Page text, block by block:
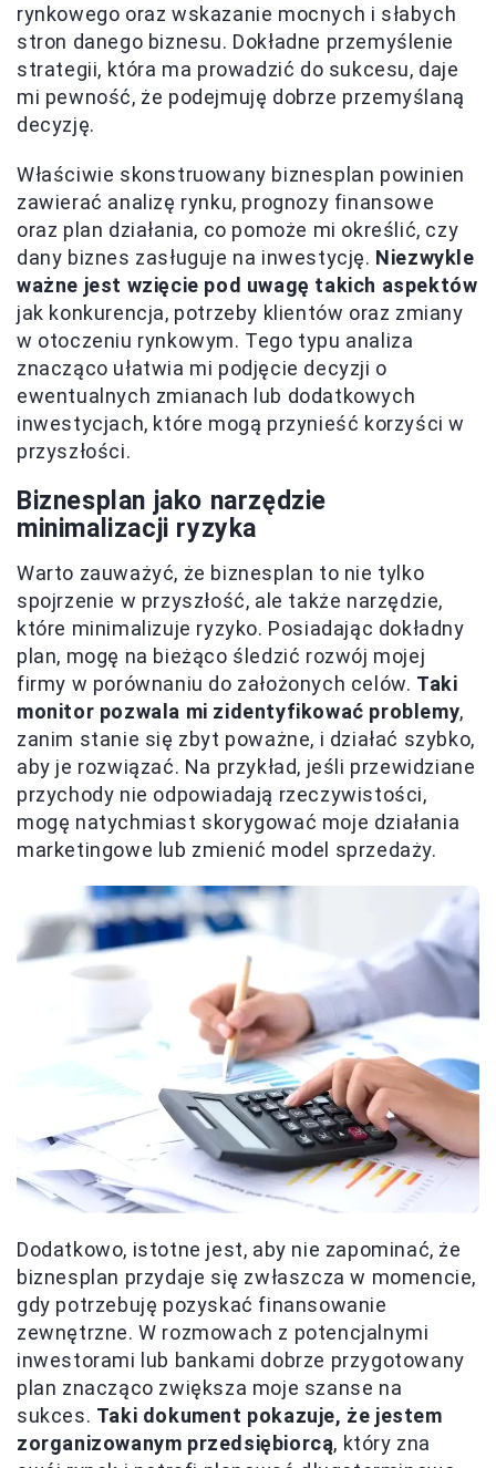
rynkowego oraz wskazanie mocnych i słabych
stron danego biznesu. Dokładne przemyślenie
strategii, która ma prowadzić do sukcesu, daje
mi pewność, że podejmuję dobrze przemyślaną
decyzję.
Właściwie skonstruowany biznesplan powinien
zawierać analizę rynku, prognozy finansowe
oraz plan działania, co pomoże mi określić, czy
dany biznes zasługuje na inwestycję. Niezwykle
ważne jest wzięcie pod uwagę takich aspektów
jak konkurencja, potrzeby klientów oraz zmiany
w otoczeniu rynkowym. Tego typu analiza
znacząco ułatwia mi podjęcie decyzji o
ewentualnych zmianach lub dodatkowych
inwestycjach, które mogą przynieść korzyści w
przyszłości.
Biznesplan jako narzędzie
minimalizacji ryzyka
Warto zauważyć, że biznesplan to nie tylko
spojrzenie w przyszłość, ale także narzędzie,
które minimalizuje ryzyko. Posiadając dokładny
plan, mogę na bieżąco śledzić rozwój mojej
firmy w porównaniu do założonych celów. Taki
monitor pozwala mi zidentyfikować problemy,
zanim stanie się zbyt poważne, i działać szybko,
aby je rozwiązać. Na przykład, jeśli przewidziane
przychody nie odpowiadają rzeczywistości,
mogę natychmiast skorygować moje działania
marketingowe lub zmienić model sprzedaży.
Dodatkowo, istotne jest, aby nie zapominać, że
biznesplan przydaje się zwłaszcza w momencie,
gdy potrzebuję pozyskać finansowanie
zewnętrzne. W rozmowach z potencjalnymi
inwestorami lub bankami dobrze przygotowany
plan znacząco zwiększa moje szanse na
sukces. Taki dokument pokazuje, że jestem
zorganizowanym przedsiębiorcą, który zna